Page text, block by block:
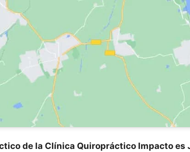
de la Clínica Quiropráctico Impacto